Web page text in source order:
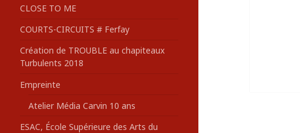
CLOSE TO ME
COURTS-CIRCUITS # Ferfay
Création de TROUBLE au chapiteaux
Turbulents 2018
Empreinte
Atelier Média Carvin 10 ans
ESAC, École Supérieure des Arts du